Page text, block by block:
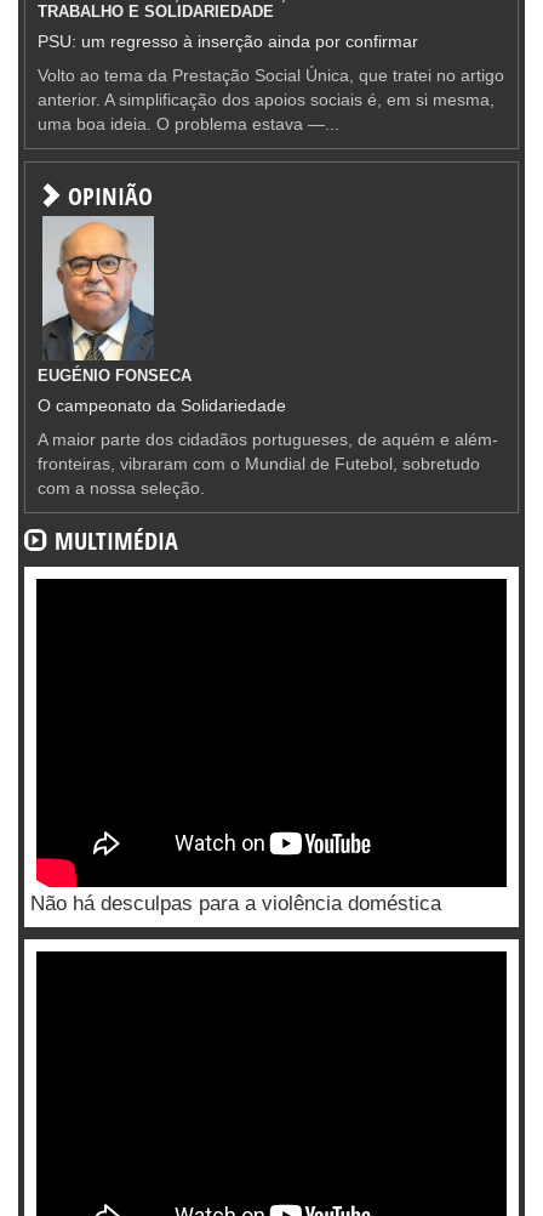
TRABALHO E SOLIDARIEDADE
PSU: um regresso à inserção ainda por confirmar
Volto ao tema da Prestação Social Única, que tratei no artigo
anterior. A simplificação dos apoios sociais é, em si mesma,
uma boa ideia. O problema estava —...
OPINIÃO
EUGÉNIO FONSECA
O campeonato da Solidariedade
A maior parte dos cidadãos portugueses, de aquém e além-
fronteiras, vibraram com o Mundial de Futebol, sobretudo
com a nossa seleção.
MULTIMÉDIA
Não há desculpas para a violência doméstica